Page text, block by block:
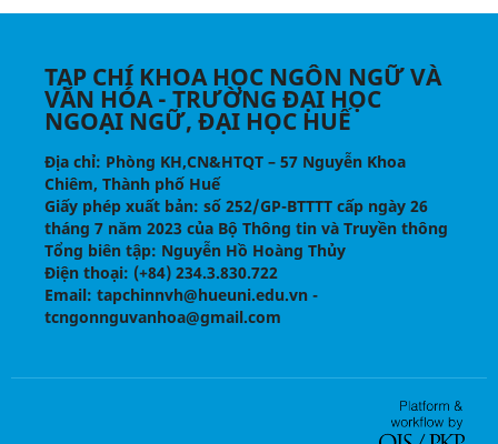
TẠP CHÍ KHOA HỌC NGÔN NGỮ VÀ
VĂN HÓA - TRƯỜNG ĐẠI HỌC
NGOẠI NGỮ, ĐẠI HỌC HUẾ
Địa chỉ: Phòng KH,CN&HTQT – 57 Nguyễn Khoa
Chiêm, Thành phố Huế
Giấy phép xuất bản: số 252/GP-BTTTT cấp ngày 26
tháng 7 năm 2023 của Bộ Thông tin và Truyền thông
Tổng biên tập: Nguyễn Hồ Hoàng Thủy
Điện thoại: (+84) 234.3.830.722
Email: tapchinnvh@hueuni.edu.vn -
tcngonnguvanhoa@gmail.com